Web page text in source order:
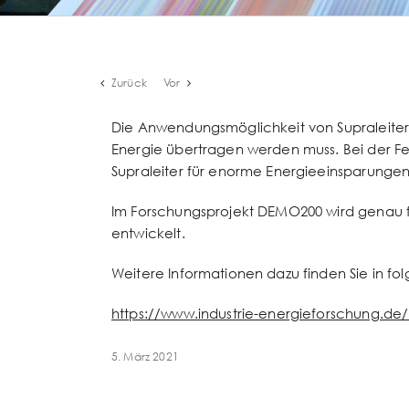
Zurück Vor
Die Anwendungsmöglichkeit von
Energie übertragen werden muss. Bei der
Supraleiter für enorme
Im Forschungsprojekt DEMO200 wird
entwickelt.
Weitere Informationen dazu finden Sie in
https://www.industrie-
5. März 2021